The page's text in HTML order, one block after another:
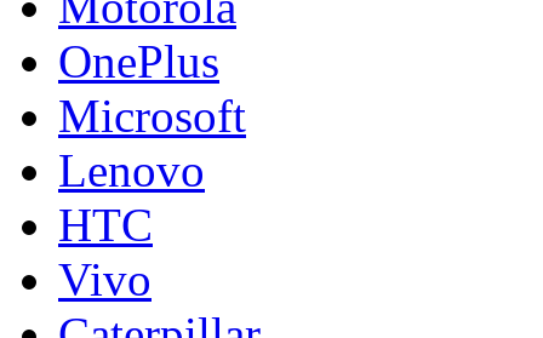
OnePlus
Microsoft
Lenovo
HTC
Vivo